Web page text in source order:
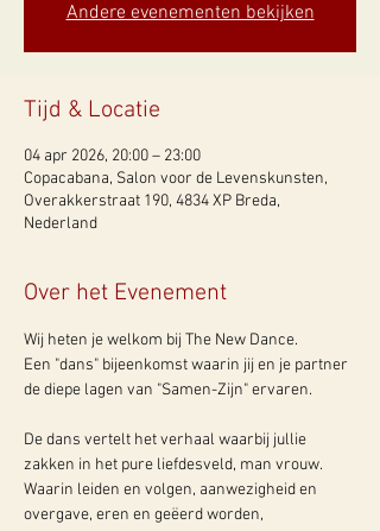
Andere evenementen bekijken
Tijd & Locatie
04 apr 2026, 20:00 – 23:00
Copacabana, Salon voor de Levenskunsten,
Overakkerstraat 190, 4834 XP Breda,
Nederland
Over het Evenement
Wij heten je welkom bij The New Dance.
Een "dans" bijeenkomst waarin jij en je partner
de diepe lagen van "Samen-Zijn" ervaren.
De dans vertelt het verhaal waarbij jullie
zakken in het pure liefdesveld, man vrouw.
Waarin leiden en volgen, aanwezigheid en
overgave, eren en geëerd worden,